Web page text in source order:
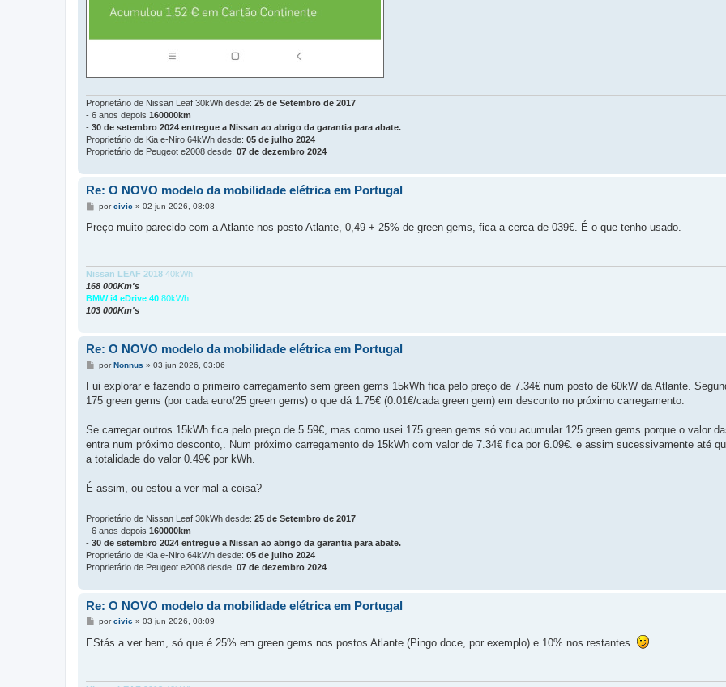
Proprietário de Nissan Leaf 30kWh desde: 25 de Setembro de 2017
- 6 anos depois 160000km
- 30 de setembro 2024 entregue a Nissan ao abrigo da garantia para abate.
Proprietário de Kia e-Niro 64kWh desde: 05 de julho 2024
Proprietário de Peugeot e2008 desde: 07 de dezembro 2024
Re: O NOVO modelo da mobilidade elétrica em Portugal
M
n
m
porcivic » 02 jun 2026, 08:08
Preço muito parecido com a Atlante nos posto Atlante, 0,49 + 25% de green gems, fica a cerca de 039€. É o que tenho usado.
Nissan LEAF 2018 40kWh
168 000Km's
BMW i4 eDrive 40 80kWh
103 000Km's
Re: O NOVO modelo da mobilidade elétrica em Portugal
M
n
a
m
porNonnus » 03 jun 2026, 03:06
Fui explorar e fazendo o primeiro carregamento sem green gems 15kWh fica pelo preço de 7.34€ num posto de 60kW da Atlante.
175 green gems (por cada euro/25 green gems) o que dá 1.75€ (0.01€/cada green gem) em desconto no próximo carregamento.
Se carregar outros 15kWh fica pelo preço de 5.59€, mas como usei 175 green gems só vou acumular 125 green gems porque o valor
entra num próximo desconto,. Num próximo carregamento de 15kWh com valor de 7.34€ fica por 6.09€. e assim sucessivamente até
a totalidade do valor 0.49€ por kWh.
É assim, ou estou a ver mal a coisa?
Proprietário de Nissan Leaf 30kWh desde: 25 de Setembro de 2017
- 6 anos depois 160000km
- 30 de setembro 2024 entregue a Nissan ao abrigo da garantia para abate.
Proprietário de Kia e-Niro 64kWh desde: 05 de julho 2024
Proprietário de Peugeot e2008 desde: 07 de dezembro 2024
Re: O NOVO modelo da mobilidade elétrica em Portugal
M
n
s
porcivic » 03 jun 2026, 08:09
EStás a ver bem, só que é 25% em green gems nos postos Atlante (Pingo doce, por exemplo) e 10% nos restantes.